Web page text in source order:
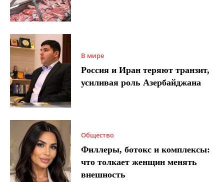
В мире
Россия и Иран теряют транзит,
усиливая роль Азербайджана
Общество
Филлеры, ботокс и комплексы:
что толкает женщин менять
внешность